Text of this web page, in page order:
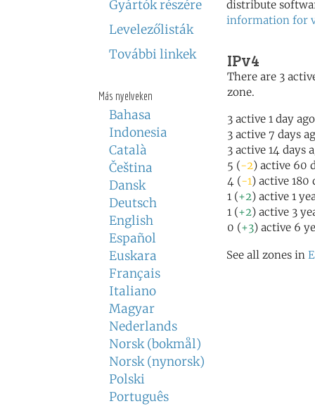
Gyártók részére
Levelezőlisták
További linkek
Más nyelveken
Bahasa
Indonesia
Català
Čeština
Dansk
Deutsch
English
Español
Euskara
Français
Italiano
Magyar
Nederlands
Norsk (bokmål)
Norsk (nynorsk)
Polski
Português
distribute
information for
IPv4
There are 3
zone.
3 active 1 day ago
3 active 7 days
3 active 14 days
5 (-2) active 60
4 (-1) active 180
1 (+2) active 1
1 (+2) active 3
0 (+3) active 6
See all zones in